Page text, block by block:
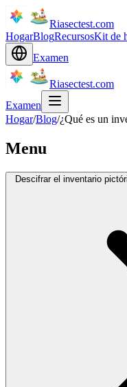
Riasectest.com
HogarBlogRecursosKit de
Examen
Riasectest.com
Examen
Hogar/Blog/¿Qué es un
Menu
Descifrar el inventario